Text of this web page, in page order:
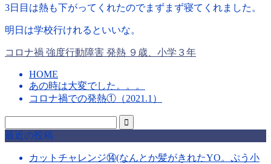
3日目は熱も下がってくれたのでまずまず寝てくれました。
明日は学校行けれるといいな。
コロナ禍 強度行動障害 発熱 ９歳、小学３年
HOME
あの時は大変でした。。。
コロナ禍での発熱①（2021.1）
最近の投稿
カットチャレンジ⑭(なんとか髪がきれたYO。ぷう小